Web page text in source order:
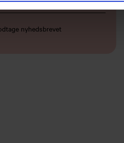
nyhedsbrevet